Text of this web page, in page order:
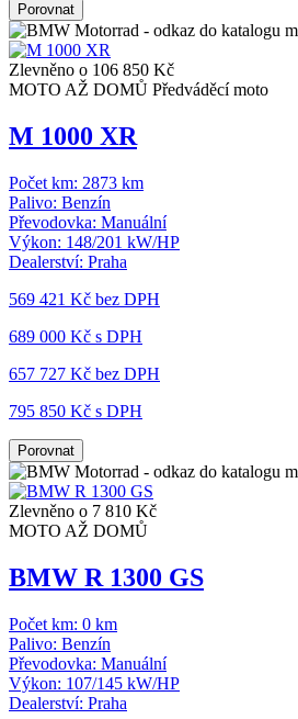
Porovnat
Zlevněno o 106 850 Kč
MOTO AŽ DOMŮ Předváděcí moto
M 1000 XR
Počet km: 2873 km
Palivo: Benzín
Převodovka: Manuální
Výkon: 148/201 kW/HP
Dealerství: Praha
569 421 Kč bez DPH
689 000 Kč s DPH
657 727 Kč bez DPH
795 850 Kč s DPH
Porovnat
Zlevněno o 7 810 Kč
MOTO AŽ DOMŮ
BMW R 1300 GS
Počet km: 0 km
Palivo: Benzín
Převodovka: Manuální
Výkon: 107/145 kW/HP
Dealerství: Praha